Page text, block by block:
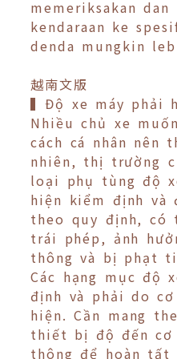
memeriksakan dan
kendaraan ke
denda mungkin
越南文版
▍Độ xe máy phải
Nhiều chủ xe
cách cá nhân nên
nhiên, thị trường
loại phụ tùng độ
hiện kiểm định và
theo quy định, có
trái phép, ảnh
thông và bị phạt
Các hạng mục độ
định và phải do
hiện. Cần mang
thiết bị độ đến cơ
thông để hoàn tất